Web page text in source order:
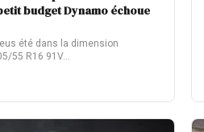
budget Dynamo échoue
été dans la dimension
55 R16 91V…